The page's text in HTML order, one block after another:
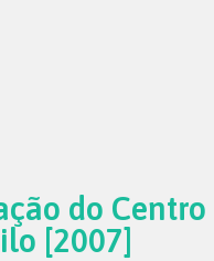
do Centro
[2007]